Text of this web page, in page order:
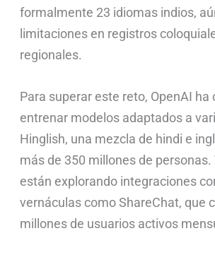
formalmente 23 idiomas indios,
limitaciones en registros
regionales.
Para superar este reto, OpenAI ha
entrenar modelos adaptados a
Hinglish, una mezcla de hindi e
más de 350 millones de personas.
están explorando integraciones
vernáculas como ShareChat, que
millones de usuarios activos